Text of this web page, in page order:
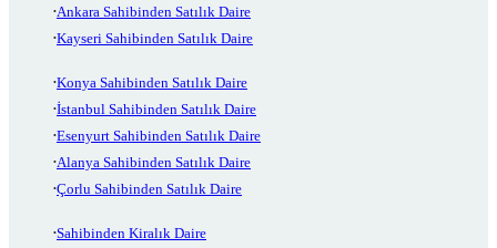
Ankara Sahibinden Satılık Daire
Kayseri Sahibinden Satılık Daire
Konya Sahibinden Satılık Daire
İstanbul Sahibinden Satılık Daire
Esenyurt Sahibinden Satılık Daire
Alanya Sahibinden Satılık Daire
Çorlu Sahibinden Satılık Daire
Sahibinden Kiralık Daire